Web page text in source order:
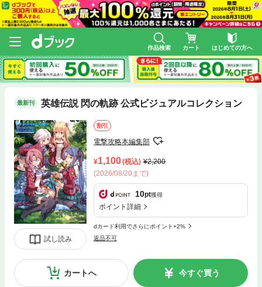
作品検索 カート はじめての方へ
最新刊 英雄伝説 閃の軌跡 公式ビジュアルコレクション
試し読み
割引
電撃攻略本編集部
1,100(税込)
2,200
(2026/08/20まで)
10pt獲得
ポイント詳細
dカード利用でさらにポイント+2%
返品不可
カートへ 今すぐ買う